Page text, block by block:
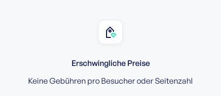
Erschwingliche Preise
Keine Gebühren pro Besucher oder Seitenzahl